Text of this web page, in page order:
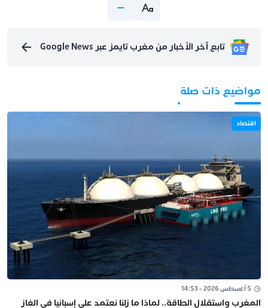
تابع آخر الأخبار من مغرب تايمز عبر Google News
مواضيع ذات صلة
اقتصاد
5 أغسطس 2026 - 14:53
المغرب واستقلال الطاقة.. لماذا ما زلنا نعتمد على إسبانيا في الغاز